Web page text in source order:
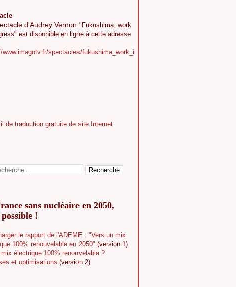
d'Audrey Vernon "Fukushima, work
est disponible en ligne à cette adresse
www.imagotv.fr/spectacles/fukushima_work_in_progress
sans nucléaire en 2050,
!
le rapport de l'ADEME : "Vers un mix
100% renouvelable en 2050" (version 1)
mix électrique 100% renouvelable ?
et optimisations (version 2)